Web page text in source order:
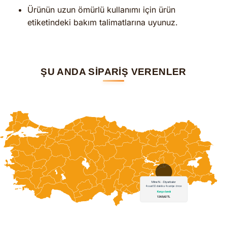
Ürünün uzun ömürlü kullanımı için ürün
etiketindeki bakım talimatlarına uyunuz.
ŞU ANDA SİPARİŞ VERENLER